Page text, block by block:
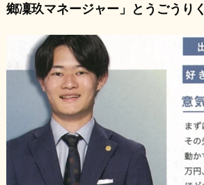
鄉凜玖マネージャー」とうごうりく